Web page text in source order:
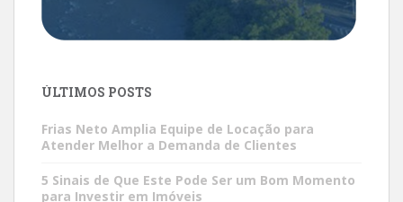
ÚLTIMOS POSTS
Frias Neto Amplia Equipe de Locação para
Atender Melhor a Demanda de Clientes
5 Sinais de Que Este Pode Ser um Bom Momento
para Investir em Imóveis